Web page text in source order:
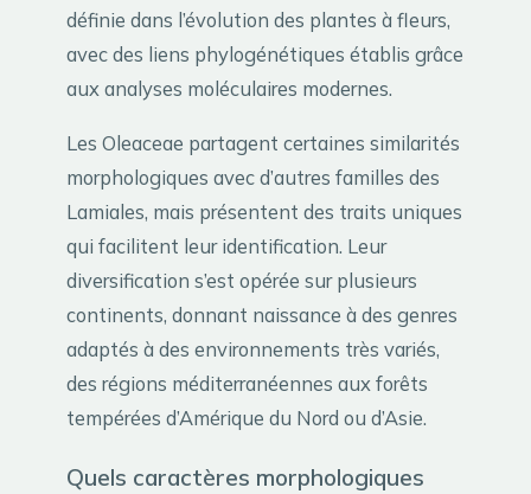
définie dans l’évolution des plantes à fleurs,
avec des liens phylogénétiques établis grâce
aux analyses moléculaires modernes.
Les Oleaceae partagent certaines similarités
morphologiques avec d’autres familles des
Lamiales, mais présentent des traits uniques
qui facilitent leur identification. Leur
diversification s’est opérée sur plusieurs
continents, donnant naissance à des genres
adaptés à des environnements très variés,
des régions méditerranéennes aux forêts
tempérées d’Amérique du Nord ou d’Asie.
Quels caractères morphologiques